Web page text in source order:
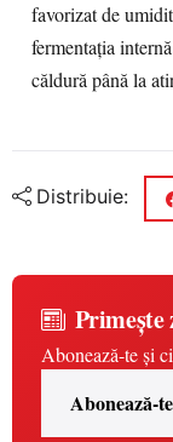
favorizat de
fermentația
căldură până la
Distribuie:
Abonează-te și
Abonează-te